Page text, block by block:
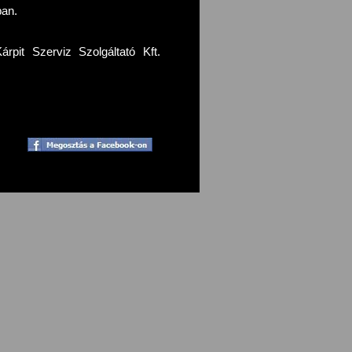
Szerviz Szolgáltató Kft.